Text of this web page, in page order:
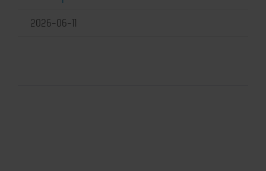
2026-06-11